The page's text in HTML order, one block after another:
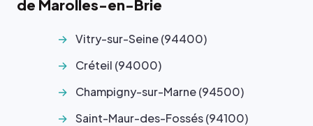
de Marolles-en-Brie
Vitry-sur-Seine (94400)
Créteil (94000)
Champigny-sur-Marne (94500)
Saint-Maur-des-Fossés (94100)